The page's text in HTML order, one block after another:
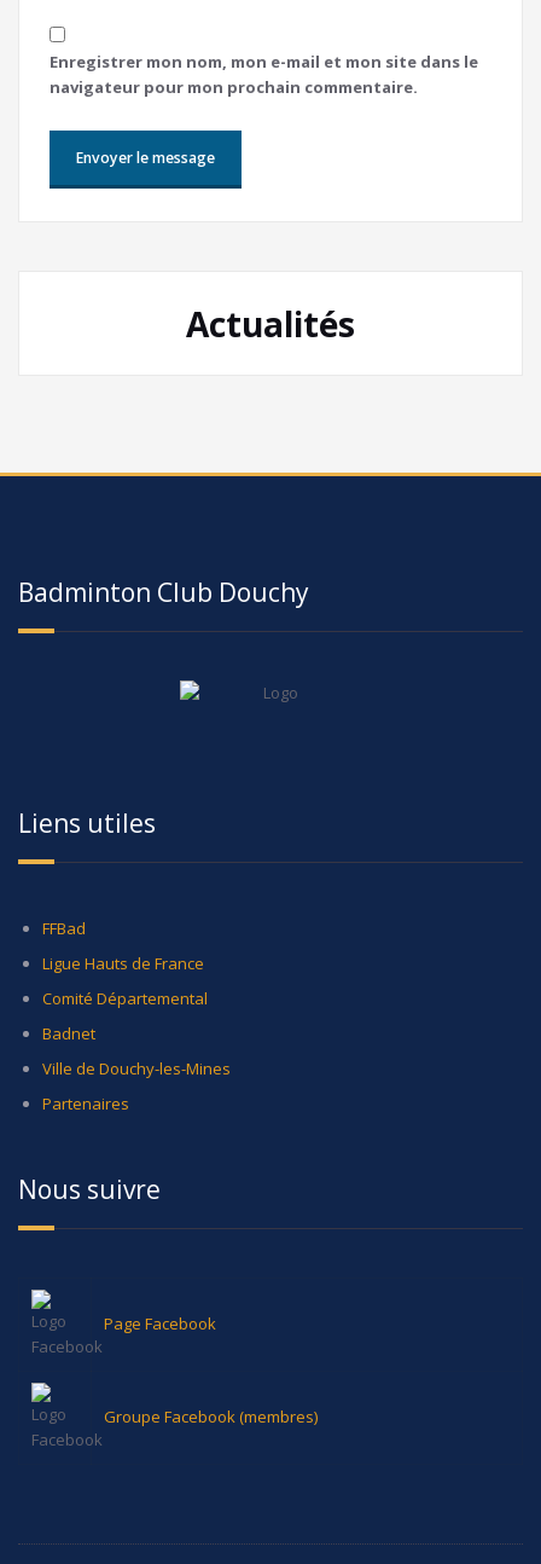
Enregistrer mon nom, mon e-mail et mon site dans le
navigateur pour mon prochain commentaire.
Actualités
Badminton Club Douchy
Liens utiles
FFBad
Ligue Hauts de France
Comité Départemental
Badnet
Ville de Douchy-les-Mines
Partenaires
Nous suivre
Page Facebook
Groupe Facebook (membres)